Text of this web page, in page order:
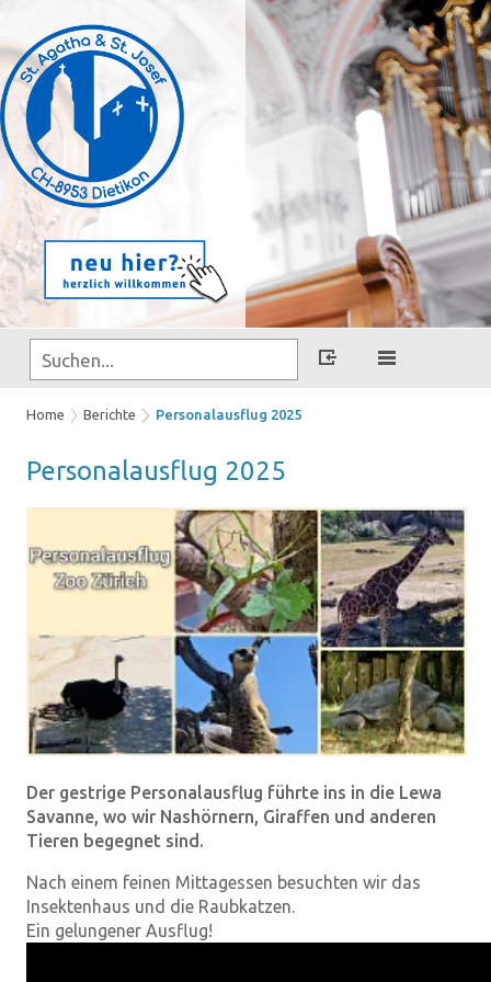
Home Berichte Personalausflug 2025
Per­so­nal­aus­flug 2025
Der gestrige Personalausflug führte ins in die Lewa
Savanne, wo wir Nashörnern, Giraffen und anderen
Tieren begegnet sind.
Nach einem feinen Mittagessen besuchten wir das
Insektenhaus und die Raubkatzen.
Ein gelungener Ausflug!